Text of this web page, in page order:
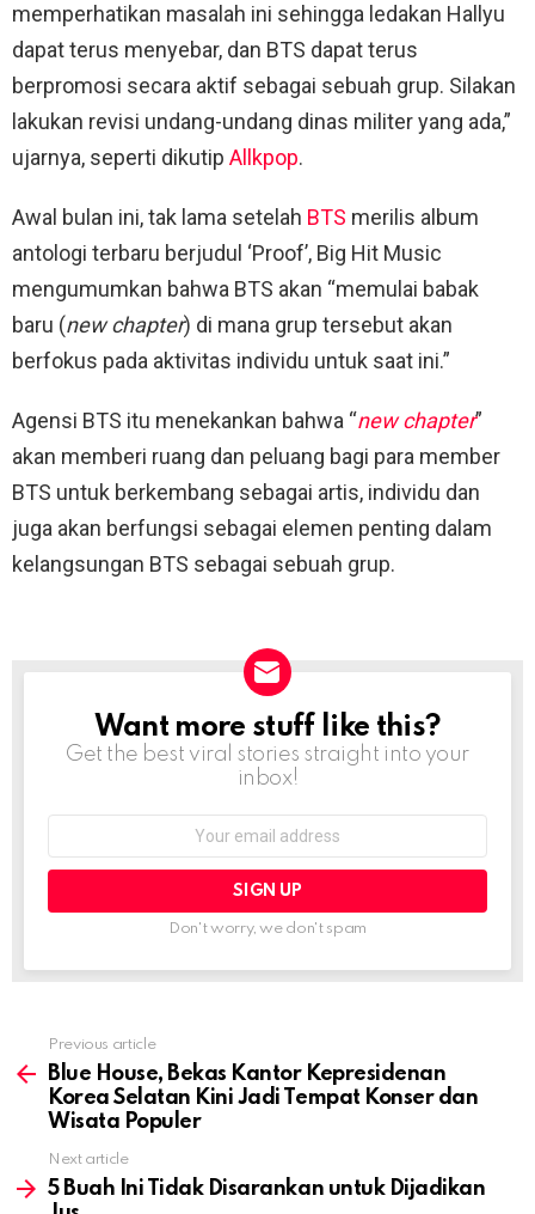
memperhatikan masalah ini sehingga ledakan Hallyu
dapat terus menyebar, dan BTS dapat terus
berpromosi secara aktif sebagai sebuah grup. Silakan
lakukan revisi undang-undang dinas militer yang ada,”
ujarnya, seperti dikutip Allkpop.
Awal bulan ini, tak lama setelah BTS merilis album
antologi terbaru berjudul ‘Proof’, Big Hit Music
mengumumkan bahwa BTS akan “memulai babak
baru (new chapter) di mana grup tersebut akan
berfokus pada aktivitas individu untuk saat ini.”
Agensi BTS itu menekankan bahwa “new chapter”
akan memberi ruang dan peluang bagi para member
BTS untuk berkembang sebagai artis, individu dan
juga akan berfungsi sebagai elemen penting dalam
kelangsungan BTS sebagai sebuah grup.
NEWSLETTER
Want more stuff like this?
Get the best viral stories straight into your
inbox!
Don't worry, we don't spam
more
Previous article
Blue House, Bekas Kantor Kepresidenan
Korea Selatan Kini Jadi Tempat Konser dan
Wisata Populer
Next article
5 Buah Ini Tidak Disarankan untuk Dijadikan